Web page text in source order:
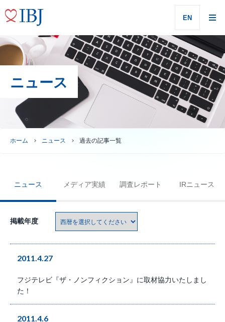
EN
ニュース
ホーム ニュース 過去の記事一覧
ニュース メディア実績 調査レポート IRニュース
掲載年度
2011.4.27
フジテレビ『ザ・ノンフィクション』に取材協力いたしまし
た！
2011.4.6